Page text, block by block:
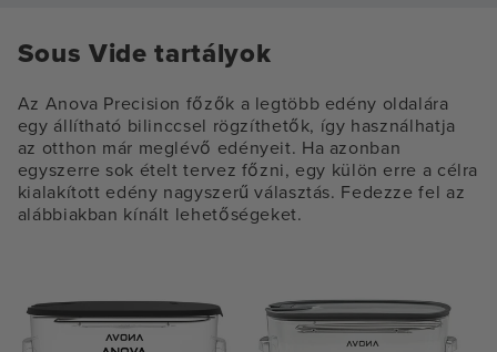
Sous Vide tartályok
Az Anova Precision főzők a legtöbb edény oldalára
egy állítható bilinccsel rögzíthetők, így használhatja
az otthon már meglévő edényeit. Ha azonban
egyszerre sok ételt tervez főzni, egy külön erre a célra
kialakított edény nagyszerű választás. Fedezze fel az
alábbiakban kínált lehetőségeket.